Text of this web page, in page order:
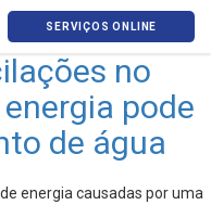
SERVIÇOS ONLINE
no
pode
de água
energia causadas por uma